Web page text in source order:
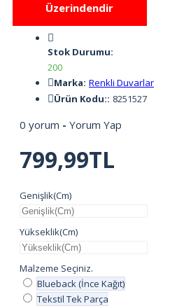
Üzerindendir
Stok Durumu:
200
Marka: Renkli Duvarlar
Ürün Kodu:: 8251527
0 yorum - Yorum Yap
799,99TL
Genişlik(Cm)
Yükseklik(Cm)
Malzeme Seçiniz.
Blueback (İnce Kağıt)
Tekstil Tek Parça